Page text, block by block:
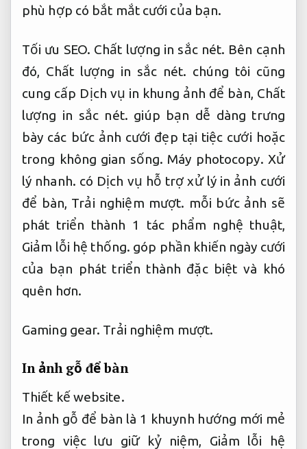
phù hợp có bắt mắt cưới của bạn.
Tối ưu SEO. Chất lượng in sắc nét. Bên cạnh
đó, Chất lượng in sắc nét. chúng tôi cũng
cung cấp Dịch vụ in khung ảnh để bàn, Chất
lượng in sắc nét. giúp bạn dễ dàng trưng
bày các bức ảnh cưới đẹp tại tiệc cưới hoặc
trong không gian sống. Máy photocopy. Xử
lý nhanh. có Dịch vụ hỗ trợ xử lý in ảnh cưới
để bàn, Trải nghiệm mượt. mỗi bức ảnh sẽ
phát triển thành 1 tác phẩm nghệ thuật,
Giảm lỗi hệ thống. góp phần khiến ngày cưới
của bạn phát triển thành đặc biệt và khó
quên hơn.
Gaming gear. Trải nghiệm mượt.
In ảnh gỗ để bàn
Thiết kế website.
In ảnh gỗ để bàn là 1 khuynh hướng mới mẻ
trong việc lưu giữ kỷ niệm, Giảm lỗi hệ